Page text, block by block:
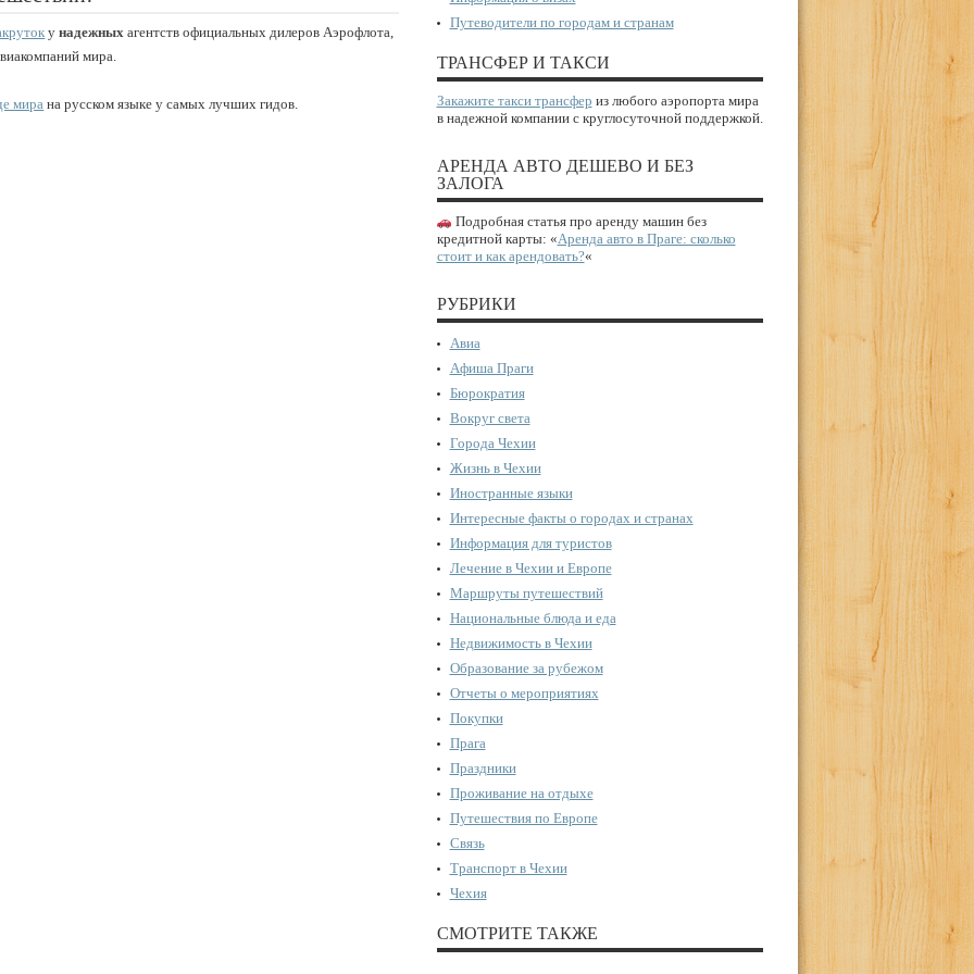
унадежных агентств официальных дилеров Аэрофлота,
мира.
мира на русском языке у самых лучших гидов.
Путеводители по городам и странам
ТРАНСФЕР И ТАКСИ
Закажите такси трансфер из любого аэропорта мира
в надежной компании с круглосуточной поддержкой.
АРЕНДА АВТО ДЕШЕВО И БЕЗ
ЗАЛОГА
Подробная статья про аренду машин без
кредитной карты: «Аренда авто в Праге: сколько
стоит и как арендовать?«
РУБРИКИ
Авиа
Афиша Праги
Бюрократия
Вокруг света
Города Чехии
Жизнь в Чехии
Иностранные языки
Интересные факты о городах и странах
Информация для туристов
Лечение в Чехии и Европе
Маршруты путешествий
Национальные блюда и еда
Недвижимость в Чехии
Образование за рубежом
Отчеты о мероприятиях
Покупки
Прага
Праздники
Проживание на отдыхе
Путешествия по Европе
Связь
Транспорт в Чехии
Чехия
СМОТРИТЕ ТАКЖЕ